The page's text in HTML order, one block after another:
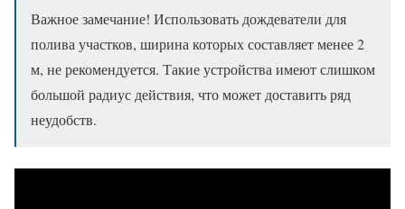
Важное замечание! Использовать дождеватели для
полива участков, ширина которых составляет менее 2
м, не рекомендуется. Такие устройства имеют слишком
большой радиус действия, что может доставить ряд
неудобств.